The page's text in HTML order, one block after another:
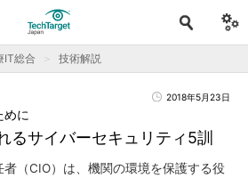
IT総合 技術解説
2018年5月23日
るサイバーセキュリティ5訓
めに
（CIO）は、機関の環境を保護する役